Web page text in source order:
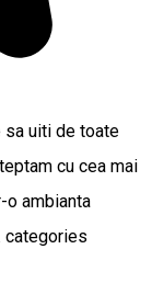
sa uiti de toate
cu cea mai
o ambianta
categories